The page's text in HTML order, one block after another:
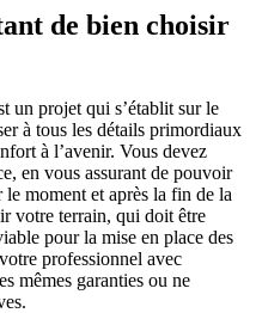
de bien choisir
un projet qui s’établit sur le
à tous les détails primordiaux
à l’avenir. Vous devez
en vous assurant de pouvoir
le moment et après la fin de la
votre terrain, qui doit être
pour la mise en place des
professionnel avec
mêmes garanties ou ne